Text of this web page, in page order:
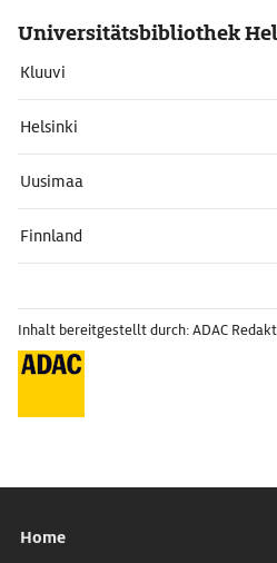
Universitätsbibliothek
Kluuvi
Helsinki
Uusimaa
Finnland
Inhalt bereitgestellt durch: ADAC
Home